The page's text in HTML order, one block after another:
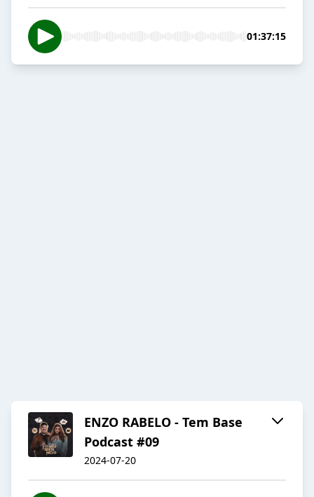
01:37:15
ENZO RABELO - Tem Base
Podcast #09
2024-07-20